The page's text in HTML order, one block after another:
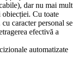
dar nu mai mult
obiecției. Cu toate
caracter personal se
efectivă a
automatizate